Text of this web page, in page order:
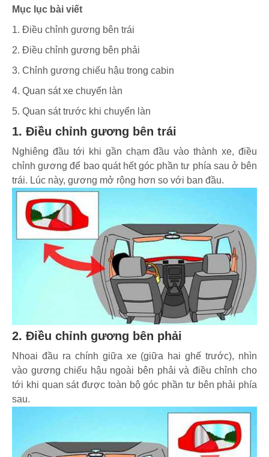
Mục lục bài viết
1. Điều chỉnh gương bên trái
2. Điều chỉnh gương bên phải
3. Chỉnh gương chiếu hậu trong cabin
4. Quan sát xe chuyển làn
5. Quan sát trước khi chuyển làn
1. Điều chỉnh gương bên trái
Nghiêng đầu tới khi gần chạm đầu vào thành xe, điều
chỉnh gương để bao quát hết góc phần tư phía sau ở bên
trái. Lúc này, gương mở rộng hơn so với ban đầu.
2. Điều chỉnh gương bên phải
Nhoai đầu ra chính giữa xe (giữa hai ghế trước), nhìn
vào gương chiếu hậu ngoài bên phải và điều chỉnh cho
tới khi quan sát được toàn bộ góc phần tư bên phải phía
sau.